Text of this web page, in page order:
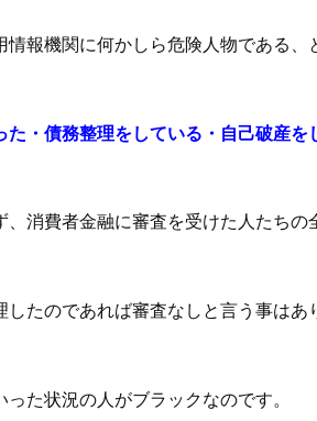
報機関に何かしら危険人物である、
・債務整理をしている・自己破産を
消費者金融に審査を受けた人たちの
たのであれば審査なしと言う事はあ
た状況の人がブラックなのです。